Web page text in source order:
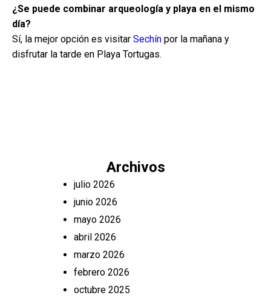
¿Se puede combinar arqueología y playa en el mismo
día?
Sí, la mejor opción es visitar Sechín por la mañana y
disfrutar la tarde en Playa Tortugas.
Archivos
julio 2026
junio 2026
mayo 2026
abril 2026
marzo 2026
febrero 2026
octubre 2025